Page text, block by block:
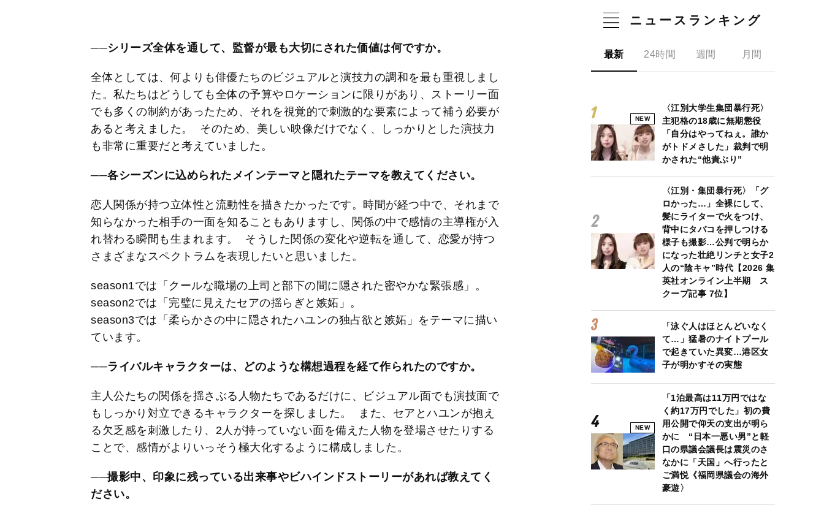
──シリーズ全体を通して、監督が最も大切にされた価値は何ですか。
全体としては、何よりも俳優たちのビジュアルと演技力の調和を最も重視しまし
た。私たちはどうしても全体の予算やロケーションに限りがあり、ストーリー面
でも多くの制約があったため、それを視覚的で刺激的な要素によって補う必要が
あると考えました。 そのため、美しい映像だけでなく、しっかりとした演技力
も非常に重要だと考えていました。
──各シーズンに込められたメインテーマと隠れたテーマを教えてください。
恋人関係が持つ立体性と流動性を描きたかったです。時間が経つ中で、それまで
知らなかった相手の一面を知ることもありますし、関係の中で感情の主導権が入
れ替わる瞬間も生まれます。 そうした関係の変化や逆転を通して、恋愛が持つ
さまざまなスペクトラムを表現したいと思いました。
season1では「クールな職場の上司と部下の間に隠された密やかな緊張感」。
season2では「完璧に見えたセアの揺らぎと嫉妬」。
season3では「柔らかさの中に隠されたハユンの独占欲と嫉妬」をテーマに描い
ています。
──ライバルキャラクターは、どのような構想過程を経て作られたのですか。
主人公たちの関係を揺さぶる人物たちであるだけに、ビジュアル面でも演技面で
もしっかり対立できるキャラクターを探しました。 また、セアとハユンが抱え
る欠乏感を刺激したり、2人が持っていない面を備えた人物を登場させたりする
ことで、感情がよりいっそう極大化するように構成しました。
──撮影中、印象に残っている出来事やビハインドストーリーがあれば教えてく
ださい。
ニュースランキング
最新 24時間 週間 月間
NEW
〈江別大学生集団暴行死〉
主犯格の18歳に無期懲役
「自分はやってねぇ。誰か
がトドメさした」裁判で明
かされた“他責ぶり”
〈江別・集団暴行死〉「グ
ロかった…」全裸にして、
髪にライターで火をつけ、
背中にタバコを押しつける
様子も撮影…公判で明らか
になった壮絶リンチと女子2
人の“陰キャ”時代【2026 集
英社オンライン上半期 ス
クープ記事 7位】
「泳ぐ人はほとんどいなく
て…」猛暑のナイトプール
で起きていた異変…港区女
子が明かすその実態
NEW
「1泊最高は11万円ではな
く約17万円でした」初の費
用公開で仰天の支出が明ら
かに “日本一悪い男”と軽
口の県議会議長は震災のさ
なかに「天国」へ行ったと
ご満悦《福岡県議会の海外
豪遊〉